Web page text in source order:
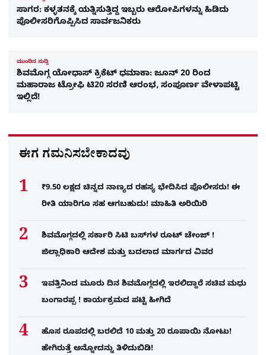
ಸಾಗರ: ಕಳ್ಳತನಕ್ಕೆ ಯತ್ನಿಸುತ್ತಿದ್ದ ಇಬ್ಬರು ಆರೋಪಿಗಳನ್ನು ಹಿಡಿದು
ಪೊಲೀಸರಿಗೊಪ್ಪಿಸಿದ ಸಾರ್ವಜನಿಕರು
ಮುಂದಿನ ಸುದ್ದಿ
ಶಿವಮೊಗ್ಗ ಯೋಧಾಸ್ ಕ್ರಿಕೆಟ್ ಧಮಾಕಾ: ಜೂನ್ 20 ರಿಂದ
ಮಹಾರಾಜ ಟ್ರೋಫಿ ಟಿ20 ಸರಣಿ ಆರಂಭ, ಸಂಪೂರ್ಣ ವೇಳಾಪಟ್ಟಿ
ಇಲ್ಲಿದೆ!
ಈಗ ಗಮನಿಸಬೇಕಾದವು
₹9.50 ಲಕ್ಷದ ಚಿನ್ನದ ನಾಣ್ಯದ ರಹಸ್ಯ ಭೇದಿಸಿದ ಪೊಲೀಸರು! ಈ
ರೀತಿ ಯಾರಿಗೂ ಸಹ ಆಗಬಹುದು! ಮಾಹಿತಿ ಅರಿಯಿರಿ
ಶಿವಮೊಗ್ಗದಲ್ಲಿ ಸರ್ಕಾರಿ ಸಿಟಿ ಬಸ್​ಗಳ ರೂಟ್ ಚೇಂಜ್ !
ಜಿಲ್ಲಾಧಿಕಾರಿ ಆದೇಶ ಮತ್ತು ಬದಲಾದ ಮಾರ್ಗದ ವಿವರ
ಇವತ್ತಿನಿಂದ ಮೂರು ದಿನ ಶಿವಮೊಗ್ಗದಲ್ಲಿ ಇರಲಿದ್ದಾರೆ ಸಚಿವ ಮಧು
ಬಂಗಾರಪ್ಪ ! ಕಾರ್ಯಕ್ರಮದ ಪಟ್ಟಿ ಹೀಗಿದೆ
ಹೊಸ ರೂಪದಲ್ಲಿ ಬರಲಿದೆ 10 ಮತ್ತು 20 ರೂಪಾಯಿ ನೋಟು!
ಹೇಗಿರುತ್ತೆ ಅನ್ನೋದನ್ನು ತಿಳಿದುಬಿಡಿ!